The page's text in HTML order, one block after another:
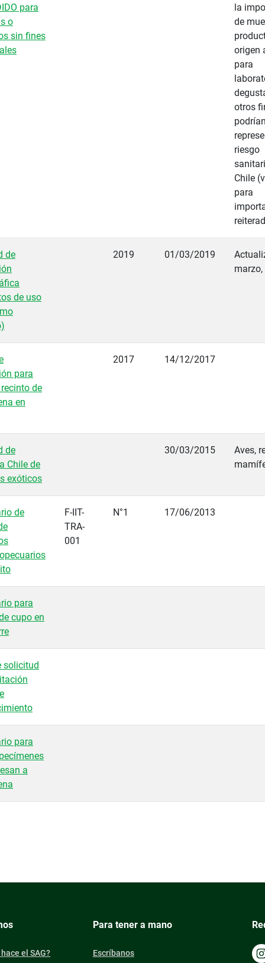
para
o
sin fines
la
de
origen
para
otros
riesgo
Chile
para
de
de uso
2019 01/03/2019
para
de
en
2017 14/12/2017
de
Chile de
exóticos
30/03/2015
Aves,
de
F-IIT-
TRA-
001
N°1 17/06/2013
para
cupo en
solicitud
para
a
el SAG?
Para tener a mano
Escríbanos